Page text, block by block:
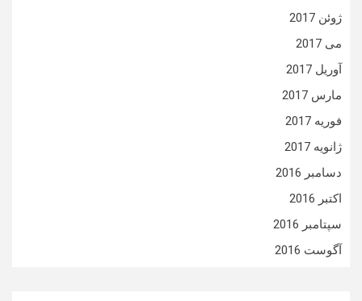
ژوئن 2017
می 2017
آوریل 2017
مارس 2017
فوریه 2017
ژانویه 2017
دسامبر 2016
اکتبر 2016
سپتامبر 2016
آگوست 2016